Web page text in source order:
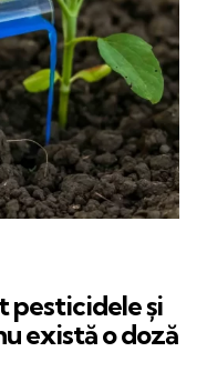
pesticidele și
există o doză